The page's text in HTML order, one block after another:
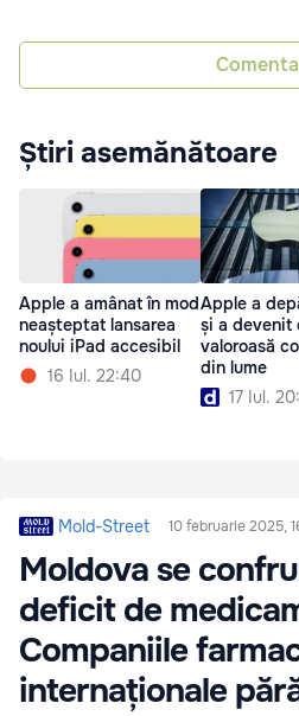
Știri asemănătoare
Apple a amânat în mod
neașteptat lansarea
noului iPad accesibil
16 Iul. 22:40
Apple a
și a devenit
valoroasă
din lume
17 Iul.
Mold-Street 10 februarie 2025,
Moldova se
deficit de
Companiile
internaționale